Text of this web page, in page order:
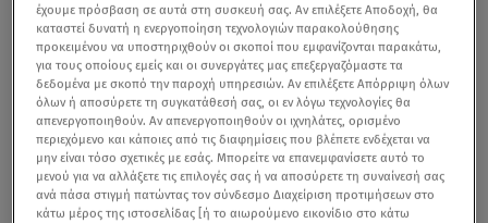
δημοφιλών προορισμών.Καθώς πλησιάζει τοτριήμερο
πολλοί είναι εκείνοι που ετοιμάζουν τις βαλίτσες τους
για να φύγουν εκδρομήτην Παρασκευή (10/6) και να
επιστρέψουν τη Δευτέρα (13/6).
«Το ποσοστό προ-κρατήσεων το ερχόμενο τριήμερο,
σύμφωνα με τα στοιχεία που προκύπτουν από
ιστοσελίδες βραχυχρόνιας μίσθωσης για διαμερίσματα ή
έχουμε πρόσβαση σε αυτά στη συσκευή σας. Αν επιλέξετε Αποδοχή, θα
καταστεί δυνατή η ενεργοποίηση τεχνολογιών παρακολούθησης
προκειμένου να υποστηριχθούν οι σκοποί που εμφανίζονται παρακάτω,
για τους οποίους εμείς και οι συνεργάτες μας επεξεργαζόμαστε τα
δεδομένα με σκοπό την παροχή υπηρεσιών. Αν επιλέξετε Απόρριψη όλων
όλων ή αποσύρετε τη συγκατάθεσή σας, οι εν λόγω τεχνολογίες θα
απενεργοποιηθούν. Αν απενεργοποιηθούν οι ιχνηλάτες, ορισμένο
περιεχόμενο και κάποιες από τις διαφημίσεις που βλέπετε ενδέχεται να
μην είναι τόσο σχετικές με εσάς. Μπορείτε να επανεμφανίσετε αυτό το
μενού για να αλλάξετε τις επιλογές σας ή να αποσύρετε τη συναίνεσή σας
ανά πάσα στιγμή πατώντας τον σύνδεσμο Διαχείριση προτιμήσεων στο
κάτω μέρος της ιστοσελίδας [ή το αιωρούμενο εικονίδιο στο κάτω